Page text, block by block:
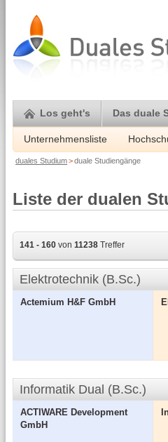
Los geht's Das duale
Unternehmensliste
duales Studium> duale Studiengänge
Liste der dualen
141 - 160 von 11238 Treffer
Elektrotechnik (B.Sc.)
Actemium H&F GmbH
Informatik Dual (B.Sc.)
ACTIWARE Development
GmbH